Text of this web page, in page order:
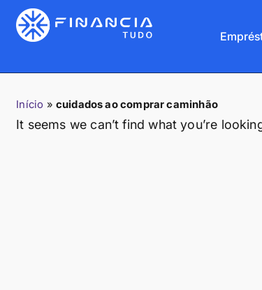
Início » cuidados ao comprar caminhão
It seems we can’t find what you’re